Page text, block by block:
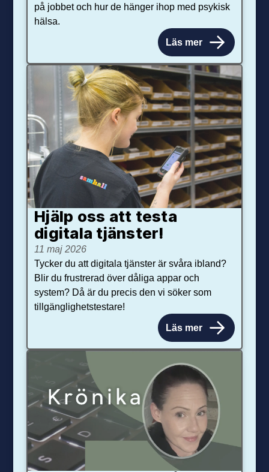
på jobbet och hur de hänger ihop med psykisk
hälsa.
Läs mer
Hjälp oss att testa
digitala tjänster!
11 maj 2026
Tycker du att digitala tjänster är svåra ibland?
Blir du frustrerad över dåliga appar och
system? Då är du precis den vi söker som
tillgänglighetstestare!
Läs mer